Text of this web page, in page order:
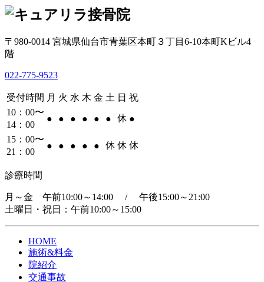
〒980-0014 宮城県仙台市青葉区本町３丁目6-10本町Kビル4
階
022-775-9523
受付時間 月 火 水 木 金 土 日 祝
10：00〜
14：00
● ● ● ● ● ● 休 ●
15：00〜
21：00
● ● ● ● ● 休 休 休
診療時間
月～金 午前10:00～14:00 / 午後15:00～21:00
土曜日・祝日：午前10:00～15:00
HOME
施術&料金
院紹介
交通事故